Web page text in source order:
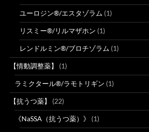
ユーロジン®/エスタゾラム (1)
リスミー®/リルマザホン (1)
レンドルミン®/ブロチゾラム (1)
【情動調整薬】 (1)
ラミクタール®/ラモトリギン (1)
【抗うつ薬】 (22)
《NaSSA（抗うつ薬）》 (1)